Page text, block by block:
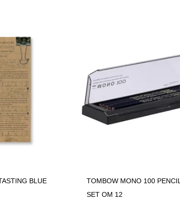
BLUE
TOMBOW MONO 100
SET OM 12